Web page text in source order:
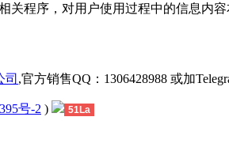
关程序，对用户使用过程中的信息内容
司 ,官方销售QQ：1306428988 或加
号-2 ) 51La